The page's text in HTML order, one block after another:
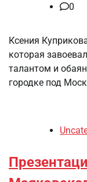
0
Ксения
которая
талантом и
городке под